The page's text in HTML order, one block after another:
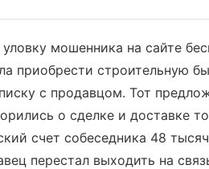
мошенника на сайте
приобрести строительную
с продавцом. Тот
о сделке и доставке
счет собеседника 48
перестал выходить на